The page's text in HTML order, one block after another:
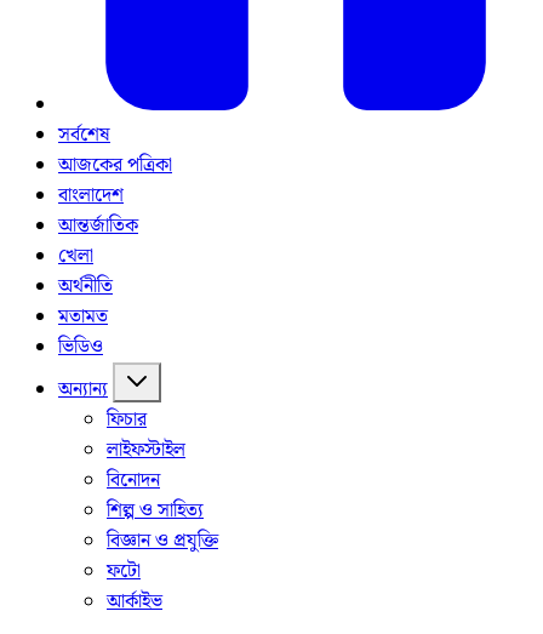
সর্বশেষ
আজকের পত্রিকা
বাংলাদেশ
আন্তর্জাতিক
খেলা
অর্থনীতি
মতামত
ভিডিও
অন্যান্য
ফিচার
লাইফস্টাইল
বিনোদন
শিল্প ও সাহিত্য
বিজ্ঞান ও প্রযুক্তি
ফটো
আর্কাইভ